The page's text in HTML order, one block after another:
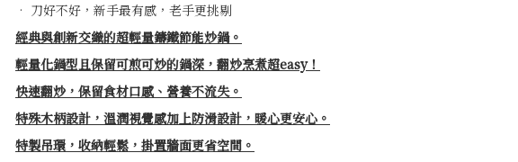
• 刀好不好，新手最有感，老手更挑剔
經典與創新交織的超輕量鑄鐵節能炒鍋。
輕量化鍋型且保留可煎可炒的鍋深，翻炒烹煮超easy！
快速翻炒，保留食材口感、營養不流失。
特殊木柄設計，溫潤視覺感加上防滑設計，暖心更安心。
特製吊環，收納輕鬆，掛置牆面更省空間。